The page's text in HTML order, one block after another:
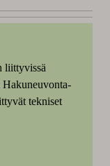
liittyvissä
Hakuneuvonta-
tekniset